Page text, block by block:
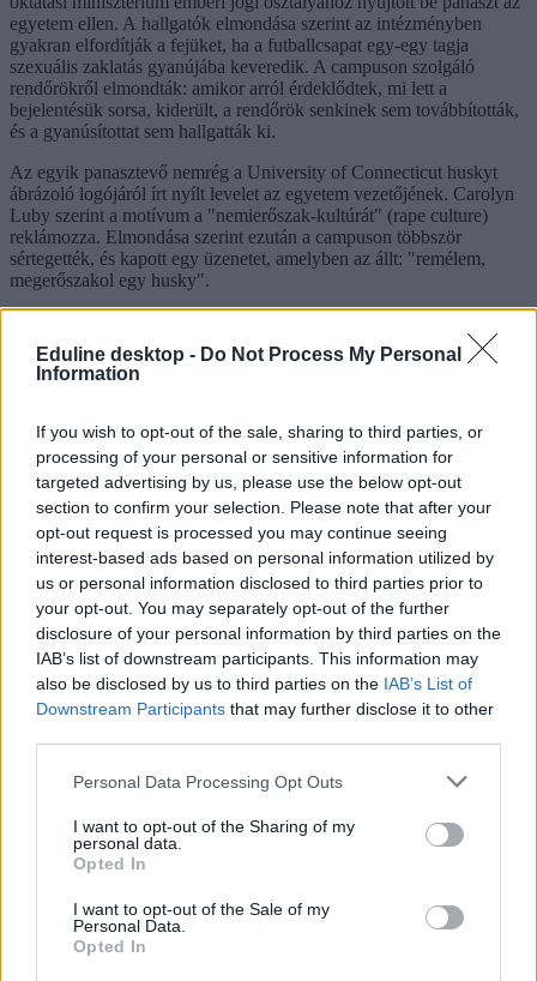
Eduline desktop - Do Not Process My Personal
Information
If you wish to opt-out of the sale, sharing to third parties, or
processing of your personal or sensitive information for
targeted advertising by us, please use the below opt-out
section to confirm your selection. Please note that after your
opt-out request is processed you may continue seeing
interest-based ads based on personal information utilized by
us or personal information disclosed to third parties prior to
your opt-out. You may separately opt-out of the further
disclosure of your personal information by third parties on the
IAB’s list of downstream participants. This information may
also be disclosed by us to third parties on the IAB’s List of
Downstream Participants that may further disclose it to other
Personal Data Processing Opt Outs
I want to opt-out of the Sharing of my
personal data.
Opted In
I want to opt-out of the Sale of my
Personal Data.
Opted In
egyetem ellen. A hallgatók elmondása szerint az intézményben
gyakran elfordítják a fejüket, ha a futballcsapat egy-egy tagja
szexuális zaklatás gyanújába keveredik. A campuson szolgáló
rendőrökről elmondták: amikor arról érdeklődtek, mi lett a
bejelentésük sorsa, kiderült, a rendőrök senkinek sem továbbították,
és a gyanúsítottat sem hallgatták ki.
Az egyik panasztevő nemrég a University of Connecticut huskyt
ábrázoló logójáról írt nyílt levelet az egyetem vezetőjének. Carolyn
Luby szerint a motívum a "nemierőszak-kultúrát" (rape culture)
reklámozza. Elmondása szerint ezután a campuson többször
sértegették, és kapott egy üzenetet, amelyben az állt: "remélem,
megerőszakol egy husky".
és a szabályoknak megfelelően jártak el, ugyanakkor hajlandóak
részletesebben is megvizsgálni az ügyet - ha a diákok visszavonják a
panaszukat. Ha a minisztérium elmarasztalja, az intézmény
von majd maga után.
szexuális erőszak
egyetem botrány
nemi erőszak
USA egyetem
Amerika egyetem
University of Connecticut
Hozzászólások
Mikor pihenhettek még 2026-ban? Itt van az összes
hosszú hétvége és tanítási szünet
Még három hosszabb pihenő vár rátok idén: mutatjuk a dátumokat.
Campus life